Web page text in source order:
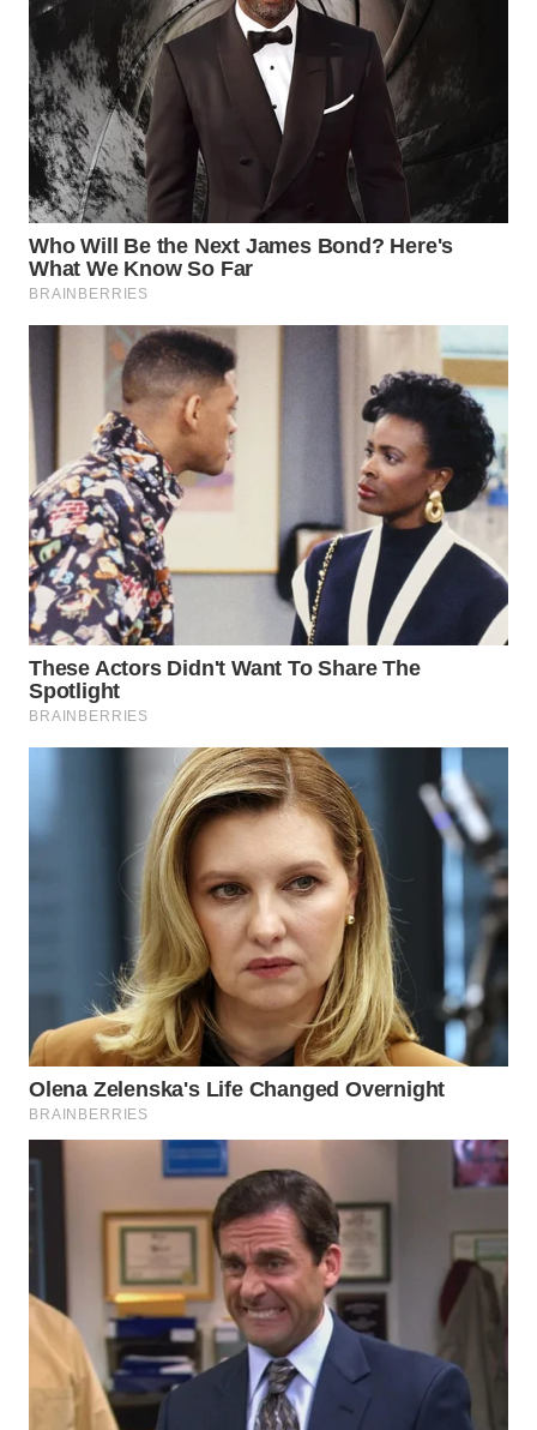
WN
SOLO
WN
BOROBUDUR
WN
MADURA
SURABAYA
NATUNA
WN
BINTAN
WN
MANDALIKA
WN
LIKUPANG
WAHANA
NEWS
WAHANA
TANI
WAHANA
WAHANA
INFRASTRUKTUR
WAHANA
KONSUMEN